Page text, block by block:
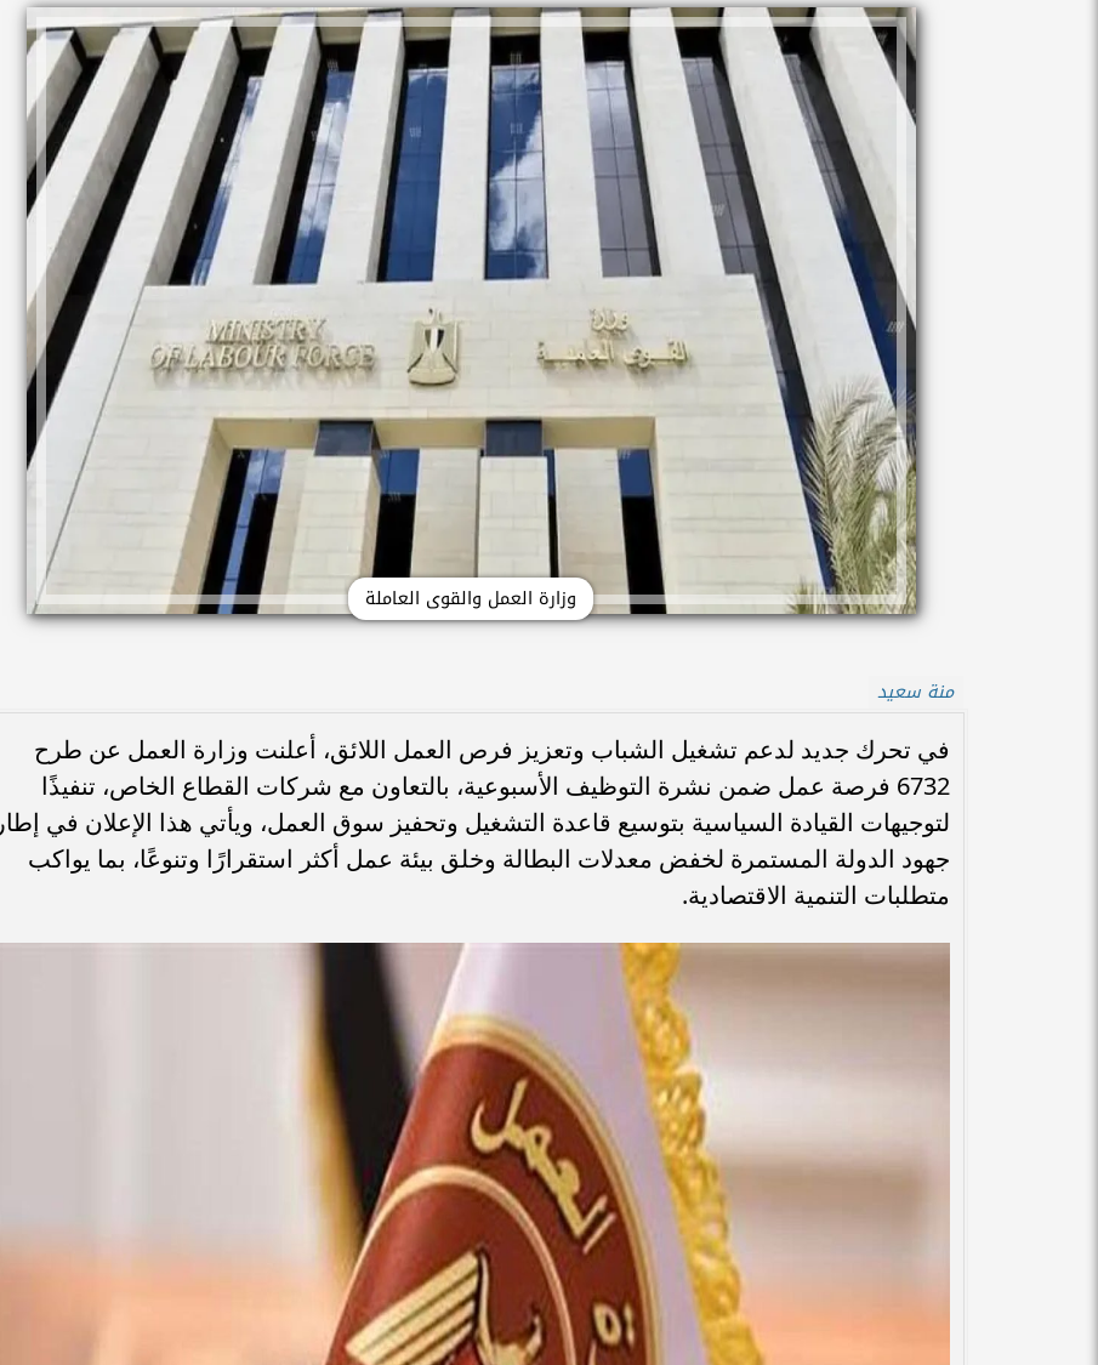
وزارة العمل والقوى العاملة
منة سعيد
في تحرك جديد لدعم تشغيل الشباب وتعزيز فرص العمل اللائق، أعلنت وزارة العمل عن طرح
6732 فرصة عمل ضمن نشرة التوظيف الأسبوعية، بالتعاون مع شركات القطاع الخاص، تنفيذًا
لتوجيهات القيادة السياسية بتوسيع قاعدة التشغيل وتحفيز سوق العمل، ويأتي هذا الإعلان في إطار
جهود الدولة المستمرة لخفض معدلات البطالة وخلق بيئة عمل أكثر استقرارًا وتنوعًا، بما يواكب
متطلبات التنمية الاقتصادية.